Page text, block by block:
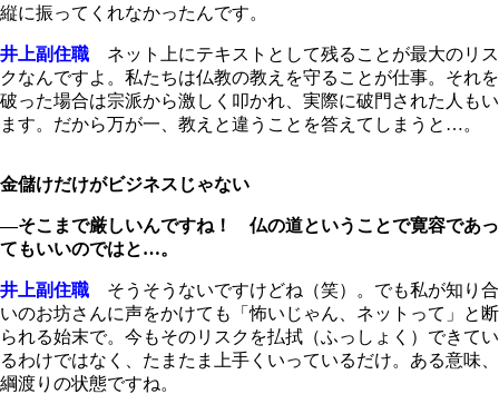
縦に振ってくれなかったんです。
井上副住職 ネット上にテキストとして残ることが最大のリス
クなんですよ。私たちは仏教の教えを守ることが仕事。それを
破った場合は宗派から激しく叩かれ、実際に破門された人もい
ます。だから万が一、教えと違うことを答えてしまうと…。
金儲けだけがビジネスじゃない
―そこまで厳しいんですね！ 仏の道ということで寛容であっ
てもいいのではと…。
井上副住職 そうそうないですけどね（笑）。でも私が知り合
いのお坊さんに声をかけても「怖いじゃん、ネットって」と断
られる始末で。今もそのリスクを払拭（ふっしょく）できてい
るわけではなく、たまたま上手くいっているだけ。ある意味、
綱渡りの状態ですね。